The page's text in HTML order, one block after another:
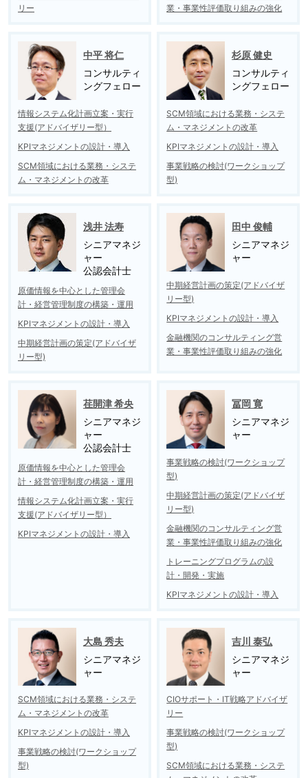
リー
業・事業性評価取り組みの強化
中平 将仁
コンサルティ
ングフェロー
情報システム化計画立案・実行
支援(アドバイザリー型）
KPIマネジメントの設計・導入
SCM領域における業務・システ
ム・マネジメントの改革
杉原 健史
コンサルティ
ングフェロー
SCM領域における業務・システ
ム・マネジメントの改革
KPIマネジメントの設計・導入
事業戦略の検討(ワークショップ
型)
浅井 法寿
シニアマネジ
ャー
公認会計士
原価情報を中心とした管理会
計・経営管理制度の構築・運用
KPIマネジメントの設計・導入
中期経営計画の策定(アドバイザ
リー型)
田中 俊輔
シニアマネジ
ャー
中期経営計画の策定(アドバイザ
リー型)
KPIマネジメントの設計・導入
金融機関のコンサルティング営
業・事業性評価取り組みの強化
荏開津 希央
シニアマネジ
ャー
公認会計士
原価情報を中心とした管理会
計・経営管理制度の構築・運用
情報システム化計画立案・実行
支援(アドバイザリー型）
KPIマネジメントの設計・導入
冨岡 寛
シニアマネジ
ャー
事業戦略の検討(ワークショップ
型)
中期経営計画の策定(アドバイザ
リー型)
金融機関のコンサルティング営
業・事業性評価取り組みの強化
トレーニングプログラムの設
計・開発・実施
KPIマネジメントの設計・導入
大島 秀夫
シニアマネジ
ャー
SCM領域における業務・システ
ム・マネジメントの改革
KPIマネジメントの設計・導入
事業戦略の検討(ワークショップ
型)
吉川 泰弘
シニアマネジ
ャー
CIOサポート・IT戦略アドバイザ
リー
事業戦略の検討(ワークショップ
型)
SCM領域における業務・システ